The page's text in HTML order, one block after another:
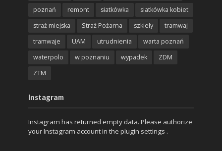
poznań
remont siatkówka
siatkówka kobiet
straż miejska
Straż Pożarna szkieły
tramwaj
tramwaje
UAM utrudnienia
warta poznań
waterpolo
w poznaniu wypadek
ZDM
ZTM
Instagram
Instagram has returned empty data. Please authorize
your Instagram account in the plugin settings .